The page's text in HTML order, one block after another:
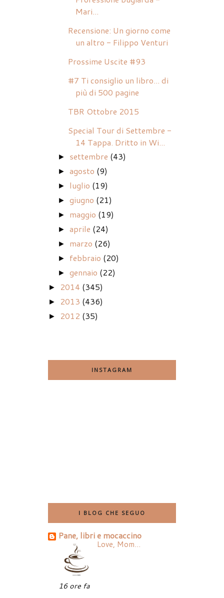
Mari...
Recensione: Un giorno come
un altro - Filippo Venturi
Prossime Uscite #93
#7 Ti consiglio un libro... di
più di 500 pagine
TBR Ottobre 2015
Special Tour di Settembre -
14 Tappa. Dritto in Wi...
► settembre (43)
►agosto (9)
► luglio (19)
►giugno (21)
► maggio (19)
►aprile (24)
► marzo (26)
► febbraio (20)
►gennaio (22)
► 2014 (345)
► 2013 (436)
► 2012 (35)
INSTAGRAM
I BLOG CHE SEGUO
Pane, libri e mocaccino
Love, Mom...
16 ore fa